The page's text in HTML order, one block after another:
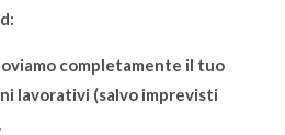
completamente il tuo
lavorativi (salvo imprevisti